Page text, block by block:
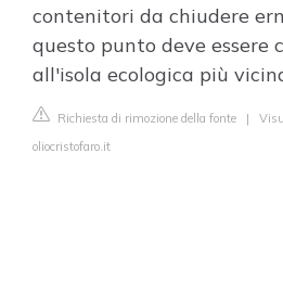
contenitori da chiudere
questo punto deve essere
all'isola ecologica più
Richiesta di rimozione della fonte |
oliocristofaro.it